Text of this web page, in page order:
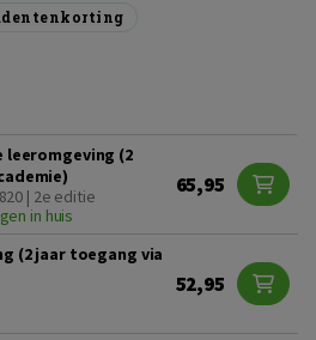
leeromgeving (2
| 2e editie
in huis
65,95
(2 jaar toegang via
52,95